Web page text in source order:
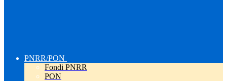
PNRR/PON
Fondi PNRR
PON